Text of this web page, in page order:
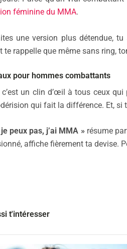
féminine du MMA.
une version plus détendue,
te rappelle que même sans ring,
pour hommes combattants
c’est un clin d’œil à tous ceux
qui fait la différence. Et,
peux pas, j’ai MMA »résume
affiche fièrement ta devise.
t'intéresser